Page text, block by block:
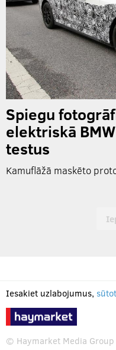
Spiegu
elektriskā
testus
Kamuflāžā maskēto
Iesakiet uzlabojumus,
© Haymarket Media